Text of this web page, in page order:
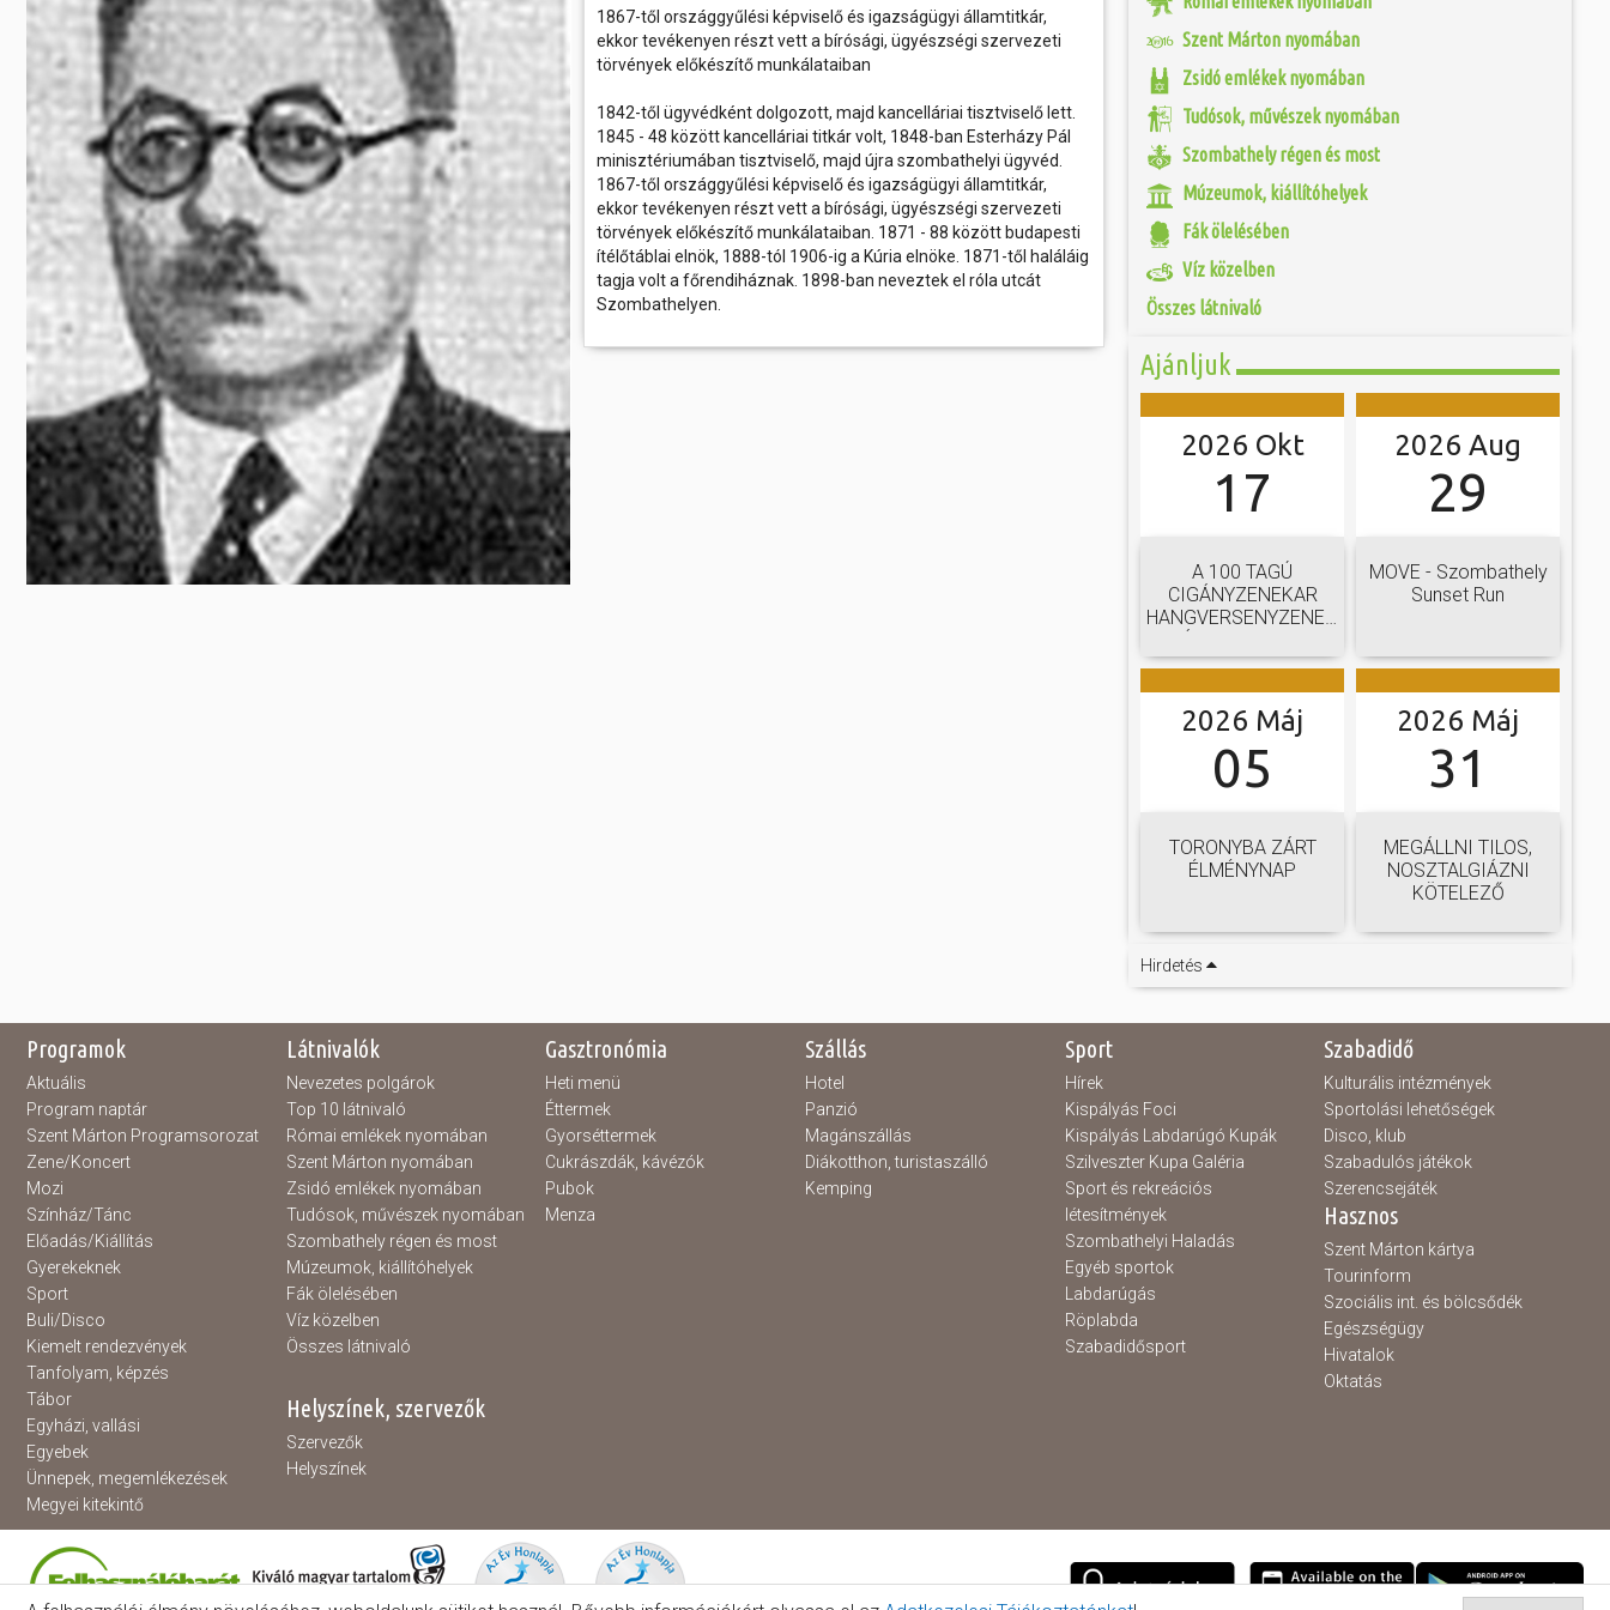
Gyerekeknek
Sport
Buli/Disco
Kiemelt rendezvények
Tanfolyam, képzés
Tábor
Egyházi, vallási
Egyebek
Ünnepek,
megemlékezések
Megyei kitekintő
és a velük való közös bemelegítést követően....
Tudósok, művészek
Szombathely régen és
Múzeumok,
Fák ölelésében
Összes látnivaló
Az 1996/97-es Szent Márton Jubileumi Év óta
fokozott érdeklődéssel keresik fel Szombathely
városát, mint Szent Mártonnak, Európa egyik
legismertebb szentjének szülőhelyét. Római
emlékeket keresve, kultúrtörténeti értékekről hallva,
településük névadójának, vagy templomuk
védőszentjének szülőhelyét meglátogatva...
Egyéb sportok
Röplabda
Szabadidősport
számára még...
Ferencváros otthonában
2026.06.01 08:00
A K&H Női Kézilabda Liga 26. fordulójában, egyben
a 2025/26-os bajnoki idény utolsó mérkőzésén a
Ferencváros vendégeként léptünk pályára. A találkozó
első félidejében csapatunk fegyelmezett játékkal és
gyors támadásokkal igyekezett tartani a lépést a
tabella második helyén álló fővárosi együttessel....
Szent Márton nyomában
Zsidó emlékek nyomában
Tudósok, művészek nyomában
Szombathely régen és most
Múzeumok, kiállítóhelyek
Fák ölelésében
Víz közelben
Összes látnivaló
Ajánljuk
2026 Okt
17
A 100 TAGÚ
CIGÁNYZENEKAR
HANGVERSENYZENEKARI
2026 Aug
29
MOVE - Szombathely
Sunset Run
2026 Máj
05
TORONYBA ZÁRT
ÉLMÉNYNAP
2026 Máj
31
MEGÁLLNI TILOS,
NOSZTALGIÁZNI
KÖTELEZŐ
Hirdetés
1867-től országgyűlési képviselő és igazságügyi államtitkár,
ekkor tevékenyen részt vett a bírósági, ügyészségi szervezeti
törvények előkészítő munkálataiban
1842-től ügyvédként dolgozott, majd kancelláriai tisztviselő lett.
1845 - 48 között kancelláriai titkár volt, 1848-ban Esterházy Pál
minisztériumában tisztviselő, majd újra szombathelyi ügyvéd.
1867-től országgyűlési képviselő és igazságügyi államtitkár,
ekkor tevékenyen részt vett a bírósági, ügyészségi szervezeti
törvények előkészítő munkálataiban. 1871 - 88 között budapesti
ítélőtáblai elnök, 1888-tól 1906-ig a Kúria elnöke. 1871-től haláláig
tagja volt a főrendiháznak. 1898-ban neveztek el róla utcát
Szombathelyen.
Programok
Aktuális
Program naptár
Szent Márton Programsorozat
Zene/Koncert
Mozi
Színház/Tánc
Előadás/Kiállítás
Gyerekeknek
Sport
Buli/Disco
Kiemelt rendezvények
Tanfolyam, képzés
Tábor
Egyházi, vallási
Egyebek
Ünnepek, megemlékezések
Megyei kitekintő
Látnivalók
Nevezetes polgárok
Top 10 látnivaló
Római emlékek nyomában
Szent Márton nyomában
Zsidó emlékek nyomában
Tudósok, művészek nyomában
Szombathely régen és most
Múzeumok, kiállítóhelyek
Fák ölelésében
Víz közelben
Összes látnivaló
Gasztronómia
Heti menü
Éttermek
Gyorséttermek
Cukrászdák, kávézók
Pubok
Menza
Szállás
Hotel
Panzió
Magánszállás
Diákotthon, turistaszálló
Kemping
Sport
Hírek
Kispályás Foci
Kispályás Labdarúgó Kupák
Szilveszter Kupa Galéria
Sport és rekreációs
létesítmények
Szombathelyi Haladás
Egyéb sportok
Labdarúgás
Röplabda
Szabadidősport
Szabadidő
Kulturális intézmények
Sportolási lehetőségek
Disco, klub
Szabadulós játékok
Szerencsejáték
Hasznos
Szent Márton kártya
Tourinform
Szociális int. és bölcsődék
Egészségügy
Hivatalok
Oktatás
Helyszínek, szervezők
Szervezők
Helyszínek